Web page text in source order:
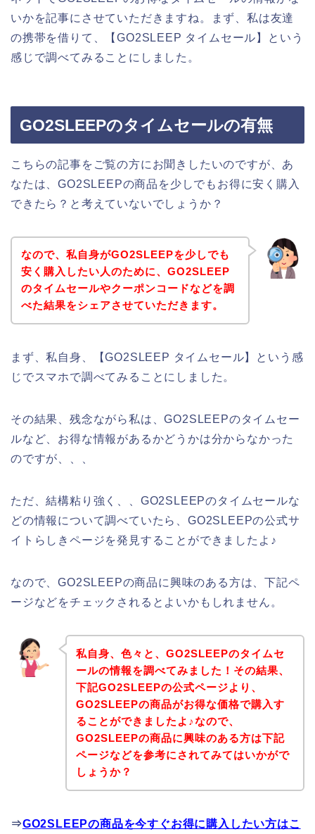
いかを記事にさせていただきますね。まず、私は友達
の携帯を借りて、【GO2SLEEP タイムセール】という
感じで調べてみることにしました。
GO2SLEEPのタイムセールの有無
こちらの記事をご覧の方にお聞きしたいのですが、あ
なたは、GO2SLEEPの商品を少しでもお得に安く購入
できたら？と考えていないでしょうか？
なので、私自身がGO2SLEEPを少しでも
安く購入したい人のために、GO2SLEEP
のタイムセールやクーポンコードなどを調
べた結果をシェアさせていただきます。
まず、私自身、【GO2SLEEP タイムセール】という感
じでスマホで調べてみることにしました。
その結果、残念ながら私は、GO2SLEEPのタイムセー
ルなど、お得な情報があるかどうかは分からなかった
のですが、、、
ただ、結構粘り強く、、GO2SLEEPのタイムセールな
どの情報について調べていたら、GO2SLEEPの公式サ
イトらしきページを発見することができましたよ♪
なので、GO2SLEEPの商品に興味のある方は、下記ペ
ージなどをチェックされるとよいかもしれません。
私自身、色々と、GO2SLEEPのタイムセ
ールの情報を調べてみました！その結果、
下記GO2SLEEPの公式ページより、
GO2SLEEPの商品がお得な価格で購入す
ることができましたよ♪なので、
GO2SLEEPの商品に興味のある方は下記
ページなどを参考にされてみてはいかがで
しょうか？
⇒GO2SLEEPの商品を今すぐお得に購入したい方はこ